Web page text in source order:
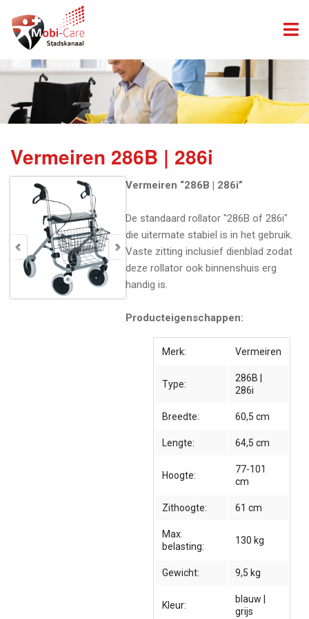
Vermeiren 286B | 286i
Vermeiren “286B | 286i”
De standaard rollator "286B of 286i"
die uitermate stabiel is in het gebruik.
Vaste zitting inclusief dienblad zodat
deze rollator ook binnenshuis erg
handig is.
Producteigenschappen:
Merk: Vermeiren
Type:
286B |
286i
Breedte: 60,5 cm
Lengte: 64,5 cm
Hoogte:
77-101
cm
Zithoogte: 61 cm
Max.
belasting:
130 kg
Gewicht: 9,5 kg
Kleur:
blauw |
grijs